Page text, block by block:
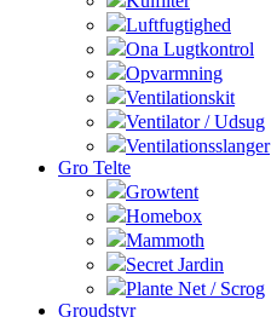
Luftfugtighed
Ona Lugtkontrol
Opvarmning
Ventilationskit
Ventilator / Udsug
Ventilationsslanger
Gro Telte
Growtent
Homebox
Mammoth
Secret Jardin
Plante Net / Scrog
Groudstyr